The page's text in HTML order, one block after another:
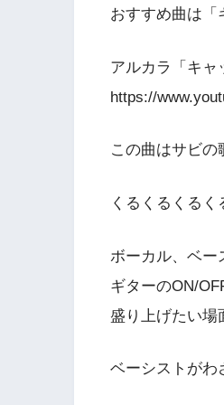
おすすめ曲は「
アルカラ「キャ
https://
この曲はサビ
くるくるくる
ボーカル、ベー
ギターのON/
盛り上げたい場
ベーシストがわ